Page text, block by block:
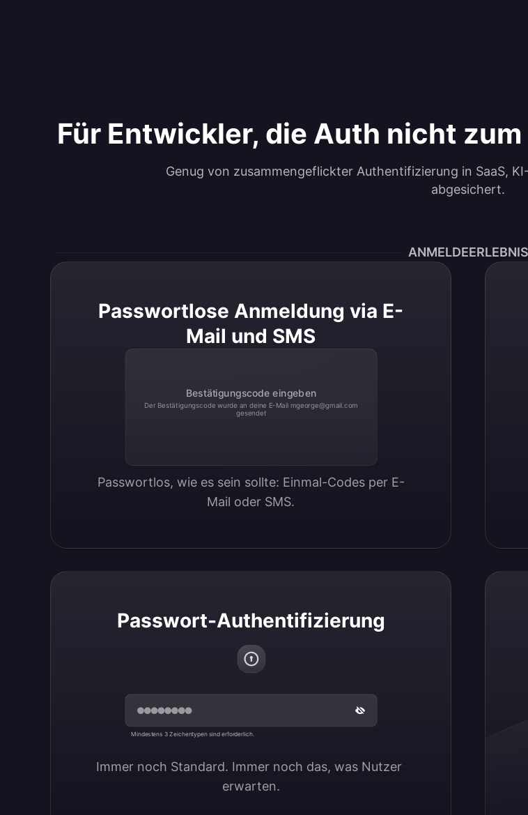
Für Entwickler, die Auth nicht
Genug von zusammengeflickter Authentifizierung in SaaS,
abgesichert.
ANMELDEERLEBNIS
Passwortlose Anmeldung via E-
Mail und SMS
Bestätigungscode eingeben
Der Bestätigungscode wurde an deine E-Mail mgeorge@gmail.com
gesendet
Passwortlos, wie es sein sollte: Einmal-Codes per E-
Mail oder SMS.
Passwort-Authentifizierung
Mindestens 3 Zeichentypen sind erforderlich.
Immer noch Standard. Immer noch das, was Nutzer
erwarten.
Melde dich bei